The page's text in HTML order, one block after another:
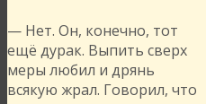
— Нет. Он, конечно, тот
ещё дурак. Выпить сверх
меры любил и дрянь
всякую жрал. Говорил, что